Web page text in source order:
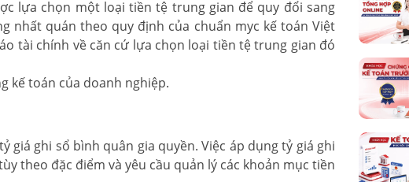
lựa chọn một loại tiền tệ trung gian để quy đổi sang
nhất quán theo quy định của chuẩn myc kế toán Việt
tài chính về căn cứ lựa chọn loại tiền tệ trung gian đó
kế toán của doanh nghiệp.
giá ghi sổ bình quân gia quyền. Việc áp dụng tỷ giá ghi
theo đặc điểm và yêu cầu quản lý các khoản mục tiền